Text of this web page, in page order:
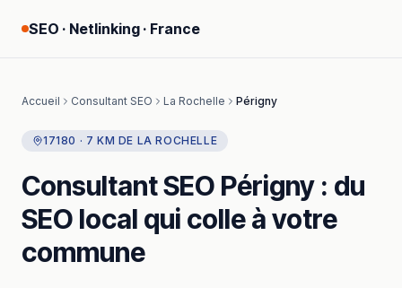
SEO · Netlinking · France
Accueil Consultant SEO La Rochelle Périgny
17180 · 7 KM DE LA ROCHELLE
Consultant SEO Périgny : du
SEO local qui colle à votre
commune